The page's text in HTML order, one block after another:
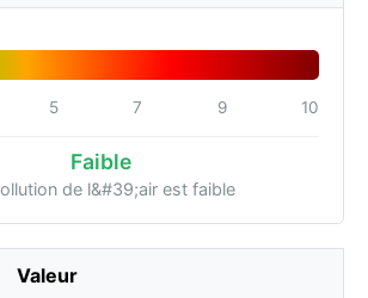
5 7 9 10
Faible
de l&#39;air est faible
Valeur